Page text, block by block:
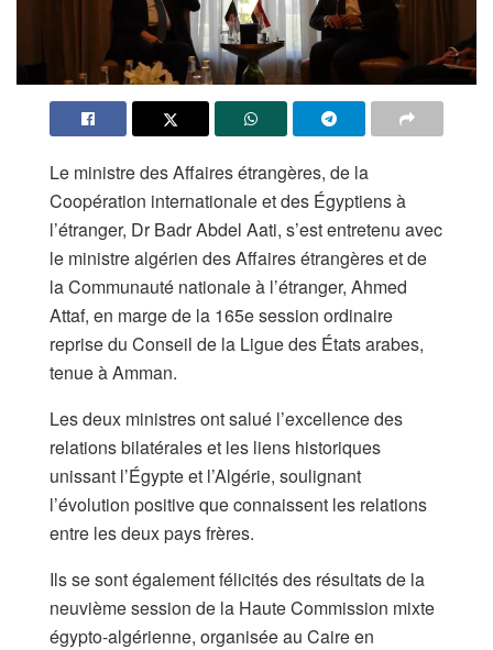
Le ministre des Affaires étrangères, de la
Coopération internationale et des Égyptiens à
l’étranger, Dr Badr Abdel Aati, s’est entretenu avec
le ministre algérien des Affaires étrangères et de
la Communauté nationale à l’étranger, Ahmed
Attaf, en marge de la 165e session ordinaire
reprise du Conseil de la Ligue des États arabes,
tenue à Amman.
Les deux ministres ont salué l’excellence des
relations bilatérales et les liens historiques
unissant l’Égypte et l’Algérie, soulignant
l’évolution positive que connaissent les relations
entre les deux pays frères.
Ils se sont également félicités des résultats de la
neuvième session de la Haute Commission mixte
égypto-algérienne, organisée au Caire en